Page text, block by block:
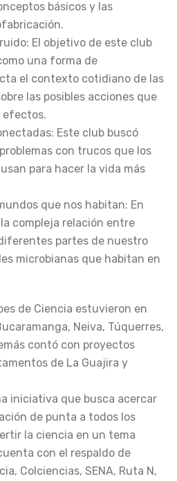
básicos y las
El objetivo de este club
una forma de
el contexto cotidiano de las
las posibles acciones que
efectos.
Este club buscó
con trucos que los
para hacer la vida más
que nos habitan: En
compleja relación entre
partes de nuestro
microbianas que habitan en
de Ciencia estuvieron en
Neiva, Túquerres,
contó con proyectos
de La Guajira y
iniciativa que busca acercar
de punta a todos los
la ciencia en un tema
con el respaldo de
Colciencias, SENA, Ruta N,